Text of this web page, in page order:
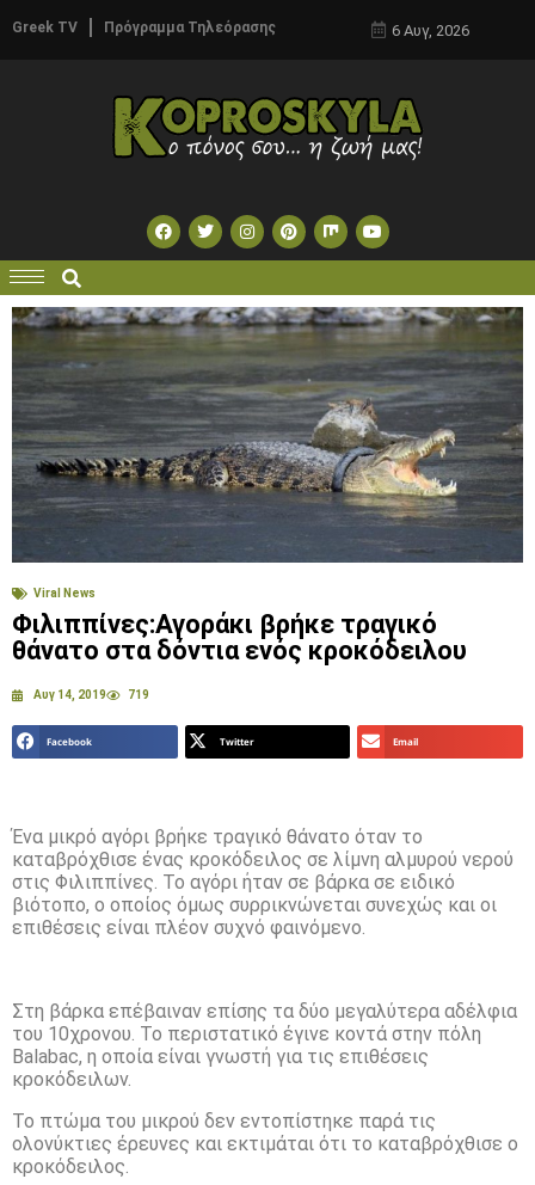
Greek TV Πρόγραμμα Τηλεόρασης 6 Αυγ, 2026
Viral News
Φιλιππίνες:Αγοράκι βρήκε τραγικό
θάνατο στα δόντια ενός κροκόδειλου
Αυγ 14, 2019 719
Facebook Twitter Email
Ένα μικρό αγόρι βρήκε τραγικό θάνατο όταν το
καταβρόχθισε ένας κροκόδειλος σε λίμνη αλμυρού νερού
στις Φιλιππίνες. Το αγόρι ήταν σε βάρκα σε ειδικό
βιότοπο, ο οποίος όμως συρρικνώνεται συνεχώς και οι
επιθέσεις είναι πλέον συχνό φαινόμενο.
Στη βάρκα επέβαιναν επίσης τα δύο μεγαλύτερα αδέλφια
του 10χρονου. Το περιστατικό έγινε κοντά στην πόλη
Balabac, η οποία είναι γνωστή για τις επιθέσεις
κροκόδειλων.
Το πτώμα του μικρού δεν εντοπίστηκε παρά τις
ολονύκτιες έρευνες και εκτιμάται ότι το καταβρόχθισε ο
κροκόδειλος.